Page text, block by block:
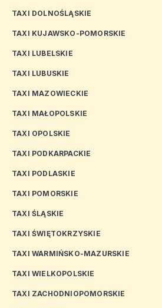
TAXI DOLNOŚLĄSKIE
TAXI KUJAWSKO-POMORSKIE
TAXI LUBELSKIE
TAXI LUBUSKIE
TAXI MAZOWIECKIE
TAXI MAŁOPOLSKIE
TAXI OPOLSKIE
TAXI PODKARPACKIE
TAXI PODLASKIE
TAXI POMORSKIE
TAXI ŚLĄSKIE
TAXI ŚWIĘTOKRZYSKIE
TAXI WARMIŃSKO-MAZURSKIE
TAXI WIELKOPOLSKIE
TAXI ZACHODNIOPOMORSKIE